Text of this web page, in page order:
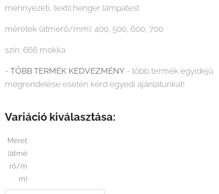
mennyezeti, textil henger lámpatest
méretek (átmérő/mm): 400, 500, 600, 700
szín: 666 mokka
- TÖBB TERMÉK KEDVEZMÉNY - több termék egyidejű
megrendelése esetén kérd egyedi ajánlatunkat!
Variáció kiválasztása:
Méret
(átmé
rő/m
m)